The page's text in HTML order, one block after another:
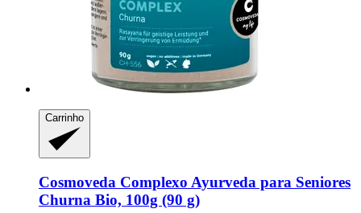
Carrinho
Cosmoveda Complexo Ayurveda para Seniores
Churna Bio, 100g (90 g)